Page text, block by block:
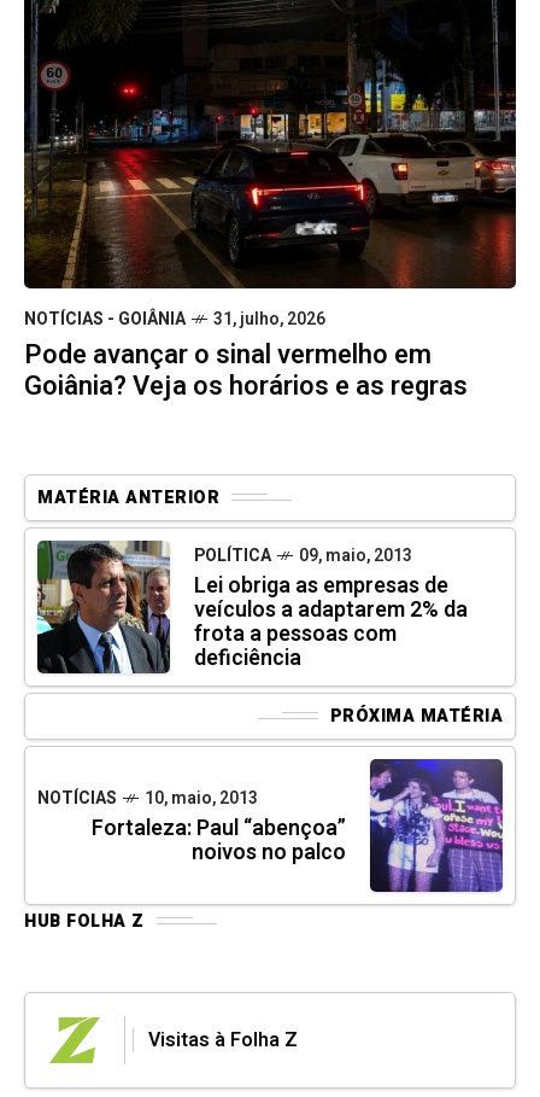
NOTÍCIAS - GOIÂNIA 31, julho, 2026
Pode avançar o sinal vermelho em
Goiânia? Veja os horários e as regras
MATÉRIA ANTERIOR
POLÍTICA 09, maio, 2013
Lei obriga as empresas de
veículos a adaptarem 2% da
frota a pessoas com
deficiência
PRÓXIMA MATÉRIA
NOTÍCIAS 10, maio, 2013
Fortaleza: Paul “abençoa”
noivos no palco
HUB FOLHA Z
Visitas à Folha Z